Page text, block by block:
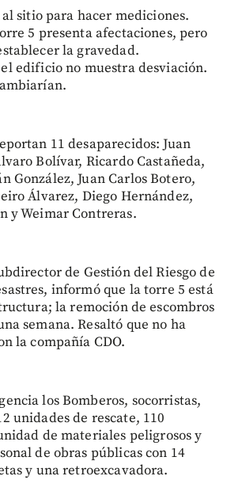
sitio para hacer mediciones.
5 presenta afectaciones, pero
la gravedad.
edificio no muestra desviación.
11 desaparecidos: Juan
Bolívar, Ricardo Castañeda,
González, Juan Carlos Botero,
Álvarez, Diego Hernández,
y Weimar Contreras.
de Gestión del Riesgo de
informó que la torre 5 está
la remoción de escombros
semana. Resaltó que no ha
la compañía CDO.
los Bomberos, socorristas,
unidades de rescate, 110
de materiales peligrosos y
de obras públicas con 14
y una retroexcavadora.